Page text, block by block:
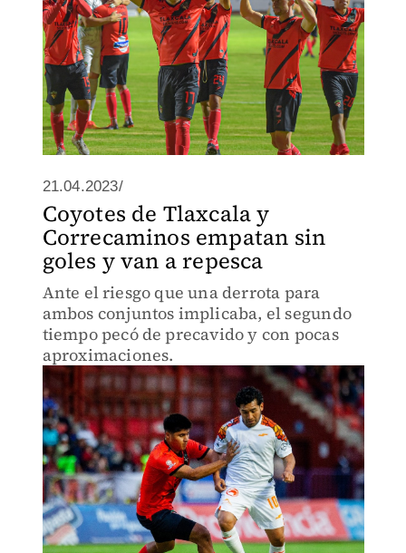
21.04.2023/
Coyotes de Tlaxcala y
Correcaminos empatan sin
goles y van a repesca
Ante el riesgo que una derrota para
ambos conjuntos implicaba, el segundo
tiempo pecó de precavido y con pocas
aproximaciones.